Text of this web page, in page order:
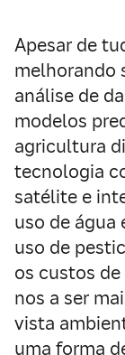
Apesar de
melhorando
análise de
modelos
agricultura
tecnologia
satélite e
uso de água
uso de
os custos
nos a ser
vista
uma forma